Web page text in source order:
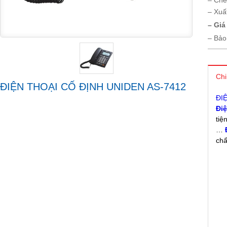
ĐIỆN THOẠI CỐ ĐỊNH UNIDEN AS-7412
–
–
–